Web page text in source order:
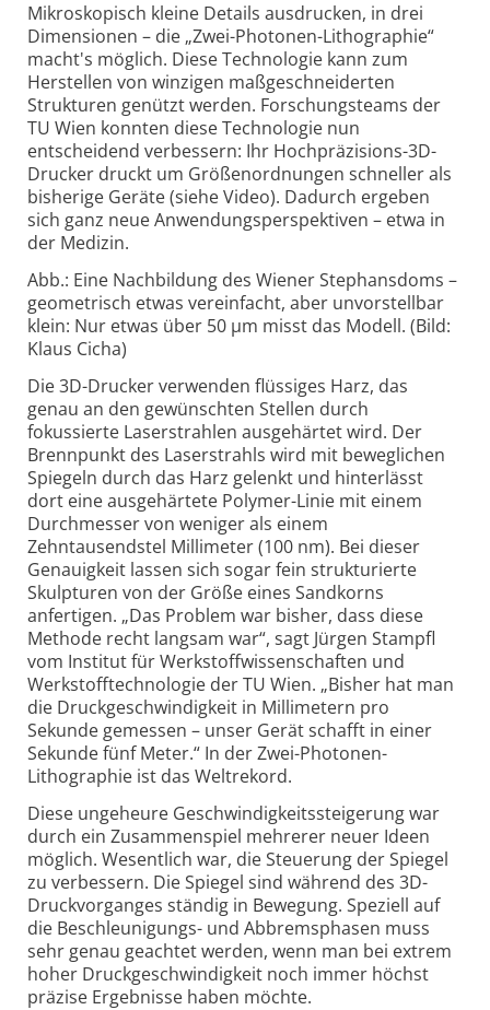
Mikroskopisch kleine Details ausdrucken, in drei
Dimensionen – die „Zwei-Photonen-Lithographie“
macht's möglich. Diese Technologie kann zum
Herstellen von winzigen maßgeschneiderten
Strukturen genützt werden. Forschungsteams der
TU Wien konnten diese Technologie nun
entscheidend verbessern: Ihr Hochpräzisions-3D-
Drucker druckt um Größenordnungen schneller als
bisherige Geräte (siehe Video). Dadurch ergeben
sich ganz neue Anwendungsperspektiven – etwa in
der Medizin.
Abb.: Eine Nachbildung des Wiener Stephansdoms –
geometrisch etwas vereinfacht, aber unvorstellbar
klein: Nur etwas über 50 µm misst das Modell. (Bild:
Klaus Cicha)
Die 3D-Drucker verwenden flüssiges Harz, das
genau an den gewünschten Stellen durch
fokussierte Laserstrahlen ausgehärtet wird. Der
Brennpunkt des Laserstrahls wird mit beweglichen
Spiegeln durch das Harz gelenkt und hinterlässt
dort eine ausgehärtete Polymer-Linie mit einem
Durchmesser von weniger als einem
Zehntausendstel Millimeter (100 nm). Bei dieser
Genauigkeit lassen sich sogar fein strukturierte
Skulpturen von der Größe eines Sandkorns
anfertigen. „Das Problem war bisher, dass diese
Methode recht langsam war“, sagt Jürgen Stampfl
vom Institut für Werkstoffwissenschaften und
Werkstofftechnologie der TU Wien. „Bisher hat man
die Druckgeschwindigkeit in Millimetern pro
Sekunde gemessen – unser Gerät schafft in einer
Sekunde fünf Meter.“ In der Zwei-Photonen-
Lithographie ist das Weltrekord.
Diese ungeheure Geschwindigkeitssteigerung war
durch ein Zusammenspiel mehrerer neuer Ideen
möglich. Wesentlich war, die Steuerung der Spiegel
zu verbessern. Die Spiegel sind während des 3D-
Druckvorganges ständig in Bewegung. Speziell auf
die Beschleunigungs- und Abbremsphasen muss
sehr genau geachtet werden, wenn man bei extrem
hoher Druckgeschwindigkeit noch immer höchst
präzise Ergebnisse haben möchte.